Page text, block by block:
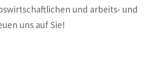
und arbeits- und
uns auf Sie!